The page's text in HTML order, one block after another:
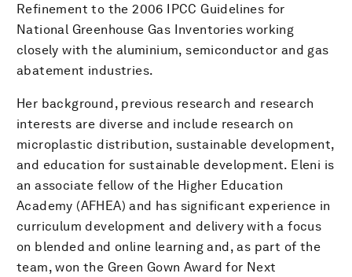
Refinement to the 2006 IPCC Guidelines for
National Greenhouse Gas Inventories working
closely with the aluminium, semiconductor and gas
abatement industries.
Her background, previous research and research
interests are diverse and include research on
microplastic distribution, sustainable development,
and education for sustainable development. Eleni is
an associate fellow of the Higher Education
Academy (AFHEA) and has significant experience in
curriculum development and delivery with a focus
on blended and online learning and, as part of the
team, won the Green Gown Award for Next